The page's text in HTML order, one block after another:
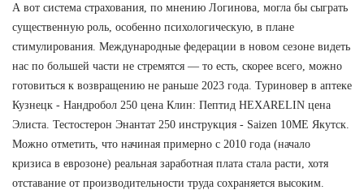
А вот система страхования, по мнению Логинова, могла бы сыграть
существенную роль, особенно психологическую, в плане
стимулирования. Международные федерации в новом сезоне видеть
нас по большей части не стремятся — то есть, скорее всего, можно
готовиться к возвращению не раньше 2023 года. Туриновер в аптеке
Кузнецк - Нандробол 250 цена Клин: Пептид HEXARELIN цена
Элиста. Тестостерон Энантат 250 инструкция - Saizen 10ME Якутск.
Можно отметить, что начиная примерно с 2010 года (начало
кризиса в еврозоне) реальная заработная плата стала расти, хотя
отставание от производительности труда сохраняется высоким.